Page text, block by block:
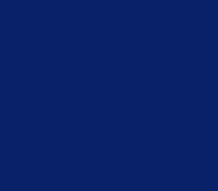
på Jeanne d’Arc Vintage paint